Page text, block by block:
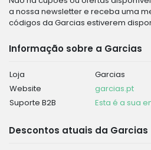
a nossa newsletter e receba uma
códigos da Garcias estiverem
Informação sobre a Garcias
Loja
Garcias
Website
garcias.pt
Suporte B2B
Esta é a sua
Descontos atuais da Garcias